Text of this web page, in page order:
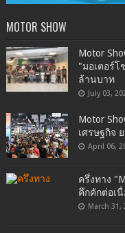
MOTOR SHOW
Motor
"มอเตอร์โ
ล้านบาท
July 03,
Motor
เศรษฐกิจ
April 06,
ครึ่งทาง
คึกคักต่อเ
March 31,